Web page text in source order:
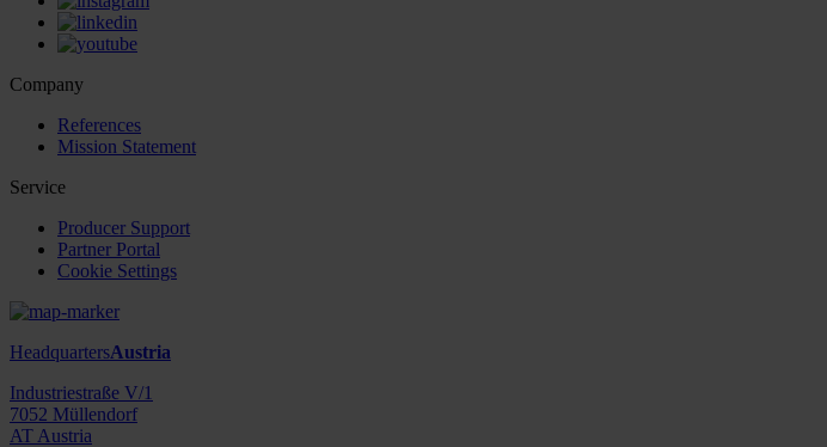
Company
References
Mission Statement
Service
Producer Support
Partner Portal
Cookie Settings
HeadquartersAustria
Industriestraße V/1
7052 Müllendorf
AT Austria